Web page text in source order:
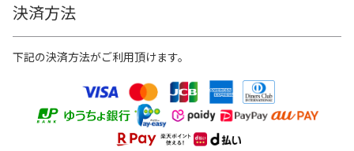
決済方法
下記の決済方法がご利用頂けます。